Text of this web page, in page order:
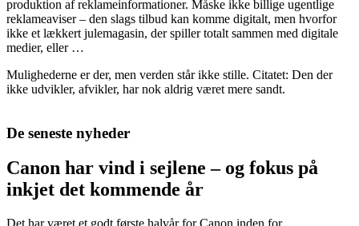
produktion af reklameinformationer. Måske ikke billige ugentlige
reklameaviser – den slags tilbud kan komme digitalt, men hvorfor
ikke et lækkert julemagasin, der spiller totalt sammen med digitale
medier, eller …
Mulighederne er der, men verden står ikke stille. Citatet: Den der
ikke udvikler, afvikler, har nok aldrig været mere sandt.
De seneste nyheder
Canon har vind i sejlene – og fokus på
inkjet det kommende år